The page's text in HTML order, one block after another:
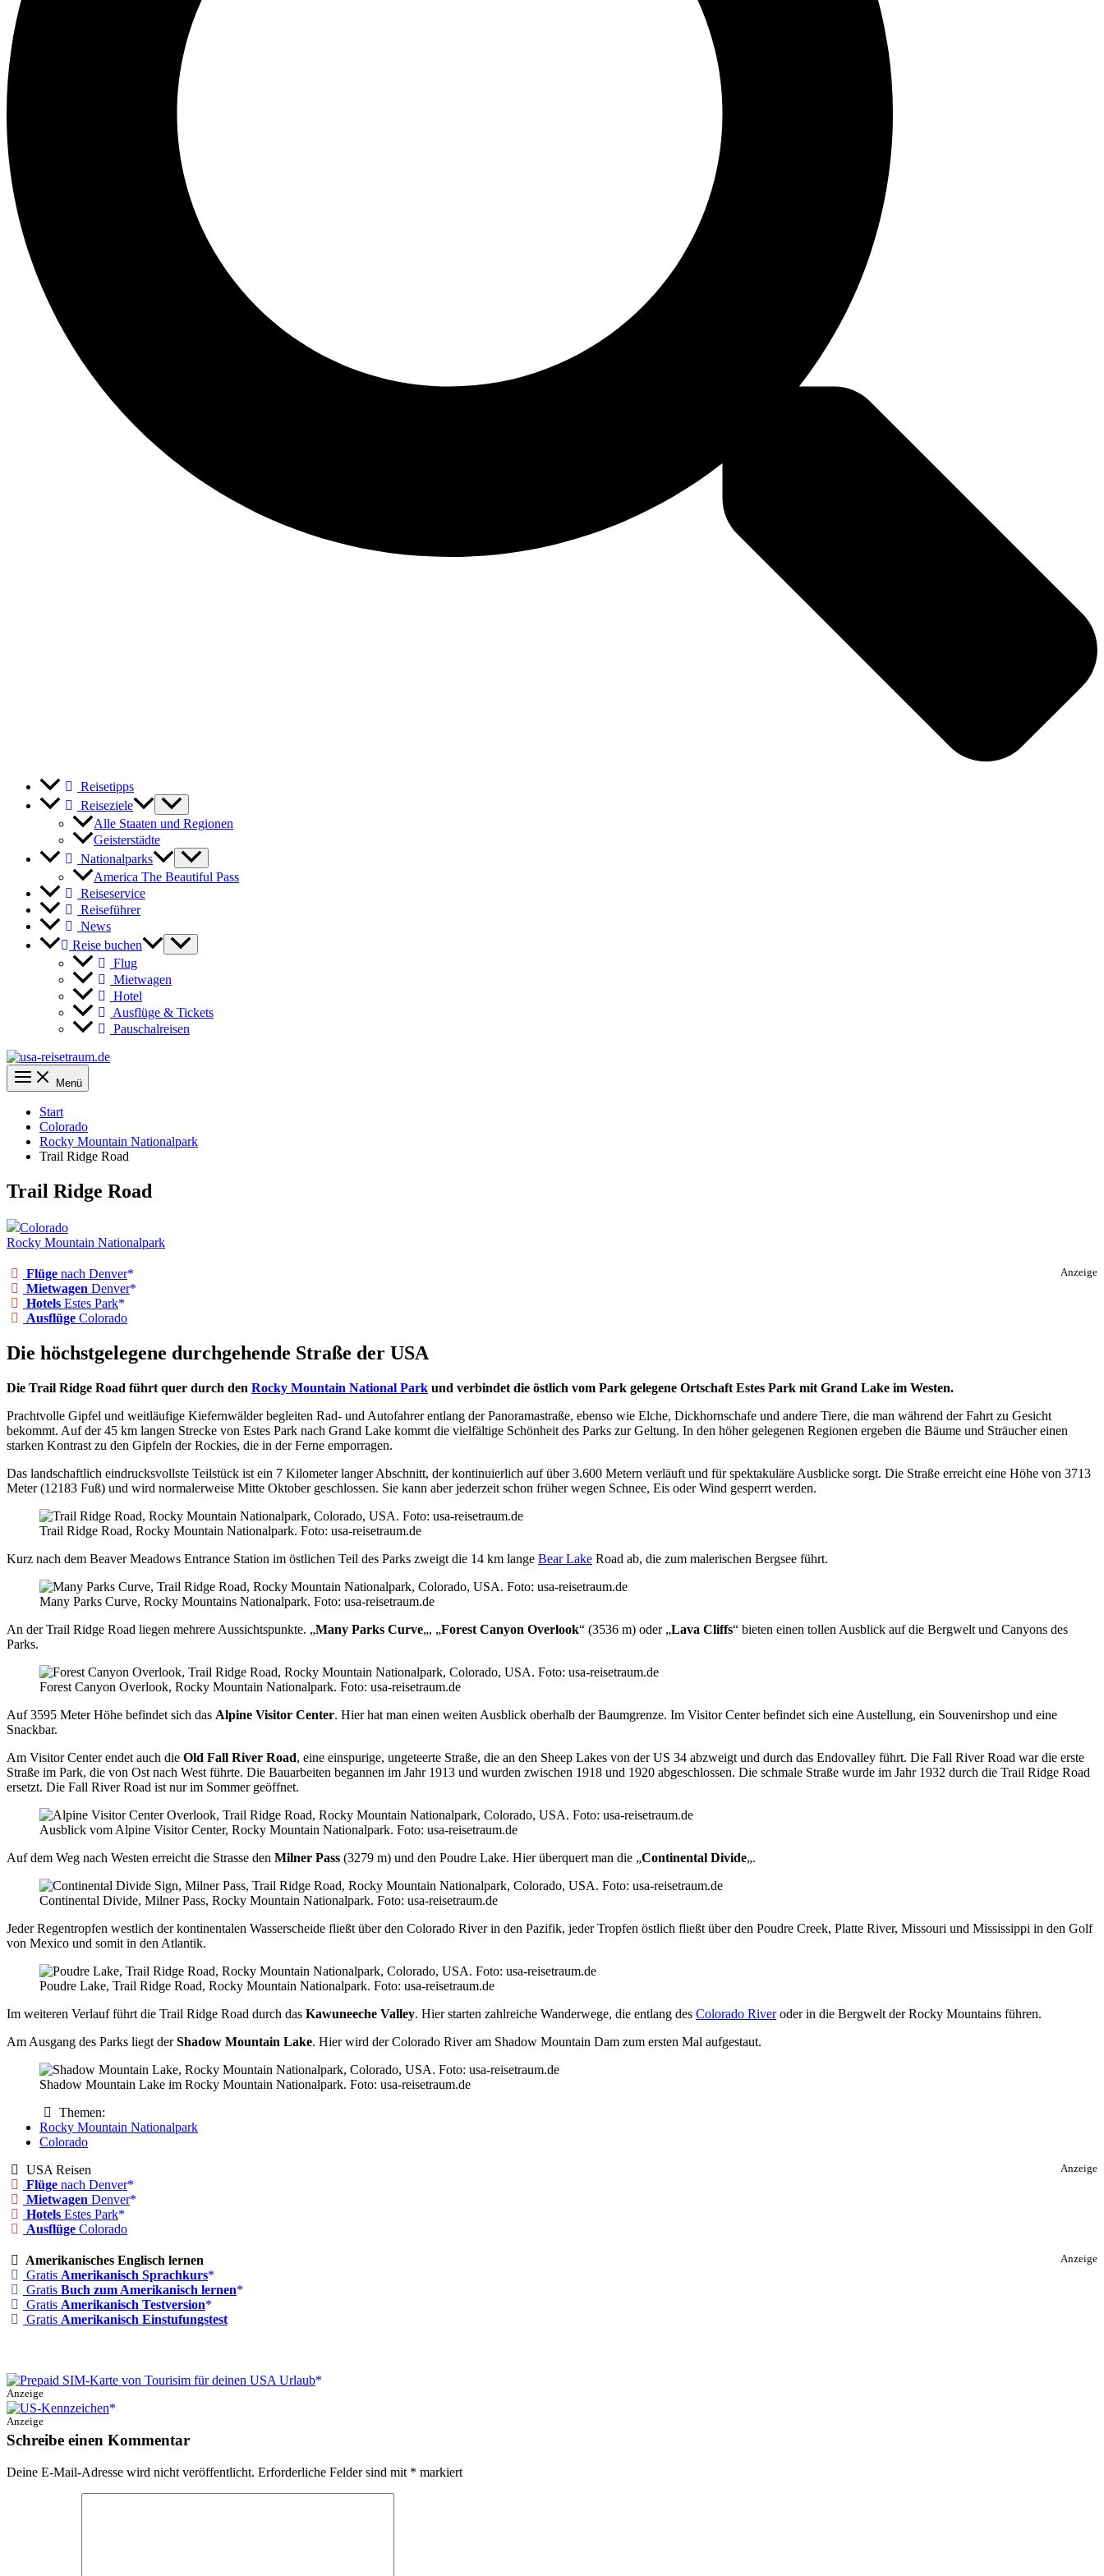
Reisetipps
Reiseziele
Alle Staaten und Regionen
Geisterstädte
Nationalparks
America The Beautiful Pass
Reiseservice
Reiseführer
News
Reise buchen
Flug
Mietwagen
Hotel
Ausflüge & Tickets
Pauschalreisen
Menü
Start
Colorado
Rocky Mountain Nationalpark
Trail Ridge Road
Trail Ridge Road
Colorado
Rocky Mountain Nationalpark
Anzeige
Flüge nach Denver
Mietwagen Denver
Hotels Estes Park
Ausflüge Colorado
Die höchstgelegene durchgehende Straße der USA
Die Trail Ridge Road führt quer durch den Rocky Mountain National Park und verbindet die östlich vom Park gelegene Ortschaft Estes Park mit Grand Lake im Westen.
Prachtvolle Gipfel und weitläufige Kiefernwälder begleiten Rad- und Autofahrer entlang der Panoramastraße, ebenso wie Elche, Dickhornschafe und andere Tiere, die man während der Fahrt zu Gesicht
bekommt. Auf der 45 km langen Strecke von Estes Park nach Grand Lake kommt die vielfältige Schönheit des Parks zur Geltung. In den höher gelegenen Regionen ergeben die Bäume und Sträucher einen
starken Kontrast zu den Gipfeln der Rockies, die in der Ferne emporragen.
Das landschaftlich eindrucksvollste Teilstück ist ein 7 Kilometer langer Abschnitt, der kontinuierlich auf über 3.600 Metern verläuft und für spektakuläre Ausblicke sorgt. Die Straße erreicht eine Höhe von 3713
Meter (12183 Fuß) und wird normalerweise Mitte Oktober geschlossen. Sie kann aber jederzeit schon früher wegen Schnee, Eis oder Wind gesperrt werden.
Trail Ridge Road, Rocky Mountain Nationalpark. Foto: usa-reisetraum.de
Kurz nach dem Beaver Meadows Entrance Station im östlichen Teil des Parks zweigt die 14 km lange Bear Lake Road ab, die zum malerischen Bergsee führt.
Many Parks Curve, Rocky Mountains Nationalpark. Foto: usa-reisetraum.de
An der Trail Ridge Road liegen mehrere Aussichtspunkte. „Many Parks Curve„, „Forest Canyon Overlook“ (3536 m) oder „Lava Cliffs“ bieten einen tollen Ausblick auf die Bergwelt und Canyons des
Parks.
Forest Canyon Overlook, Rocky Mountain Nationalpark. Foto: usa-reisetraum.de
Auf 3595 Meter Höhe befindet sich das Alpine Visitor Center. Hier hat man einen weiten Ausblick oberhalb der Baumgrenze. Im Visitor Center befindet sich eine Austellung, ein Souvenirshop und eine
Snackbar.
Am Visitor Center endet auch die Old Fall River Road, eine einspurige, ungeteerte Straße, die an den Sheep Lakes von der US 34 abzweigt und durch das Endovalley führt. Die Fall River Road war die erste
Straße im Park, die von Ost nach West führte. Die Bauarbeiten begannen im Jahr 1913 und wurden zwischen 1918 und 1920 abgeschlossen. Die schmale Straße wurde im Jahr 1932 durch die Trail Ridge Road
ersetzt. Die Fall River Road ist nur im Sommer geöffnet.
Ausblick vom Alpine Visitor Center, Rocky Mountain Nationalpark. Foto: usa-reisetraum.de
Auf dem Weg nach Westen erreicht die Strasse den Milner Pass (3279 m) und den Poudre Lake. Hier überquert man die „Continental Divide„.
Continental Divide, Milner Pass, Rocky Mountain Nationalpark. Foto: usa-reisetraum.de
Jeder Regentropfen westlich der kontinentalen Wasserscheide fließt über den Colorado River in den Pazifik, jeder Tropfen östlich fließt über den Poudre Creek, Platte River, Missouri und Mississippi in den Golf
von Mexico und somit in den Atlantik.
Poudre Lake, Trail Ridge Road, Rocky Mountain Nationalpark. Foto: usa-reisetraum.de
Im weiteren Verlauf führt die Trail Ridge Road durch das Kawuneeche Valley. Hier starten zahlreiche Wanderwege, die entlang des Colorado Riveroder in die Bergwelt der Rocky Mountains führen.
Am Ausgang des Parks liegt derShadow Mountain Lake. Hier wird der Colorado River am Shadow Mountain Dam zum ersten Mal aufgestaut.
Shadow Mountain Lake im Rocky Mountain Nationalpark. Foto: usa-reisetraum.de
Themen:
Rocky Mountain Nationalpark
Colorado
Anzeige
USA Reisen
Flüge nach Denver
Mietwagen Denver
Hotels Estes Park
Ausflüge Colorado
Anzeige
Amerikanisches Englisch lernen
Gratis Amerikanisch Sprachkurs
Gratis Buch zum Amerikanisch lernen
Gratis Amerikanisch Testversion
Gratis Amerikanisch Einstufungstest
Anzeige
Anzeige
Schreibe einen Kommentar
Deine E-Mail-Adresse wird nicht veröffentlicht. Erforderliche Felder sind mit * markiert